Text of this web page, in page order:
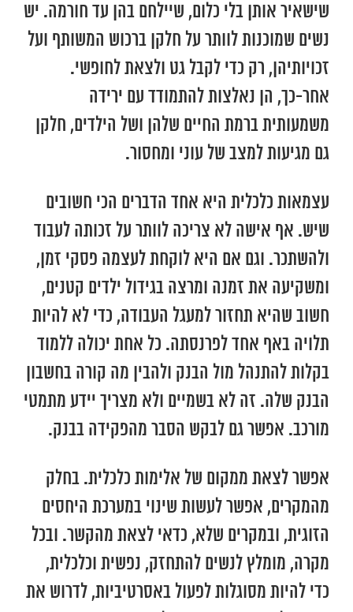
שישאיר אותן בלי כלום, שיילחם בהן עד חורמה. יש
נשים שמוכנות לוותר על חלקן ברכוש המשותף ועל
זכויותיהן, רק כדי לקבל גט ולצאת לחופשי.
אחר-כך, הן נאלצות להתמודד עם ירידה
משמעותית ברמת החיים שלהן ושל הילדים, חלקן
גם מגיעות למצב של עוני ומחסור.
עצמאות כלכלית היא אחד הדברים הכי חשובים
שיש. אף אישה לא צריכה לוותר על זכותה לעבוד
ולהשתכר. וגם אם היא לוקחת לעצמה פסקי זמן,
ומשקיעה את זמנה ומרצה בגידול ילדים קטנים,
חשוב שהיא תחזור למעגל העבודה, כדי לא להיות
תלויה באף אחד לפרנסתה. כל אחת יכולה ללמוד
בקלות להתנהל מול הבנק ולהבין מה קורה בחשבון
הבנק שלה. זה לא בשמיים ולא מצריך יידע מתמטי
מורכב. אפשר גם לבקש הסבר מהפקידה בבנק.
אפשר לצאת ממקום של אלימות כלכלית. בחלק
מהמקרים, אפשר לעשות שינוי במערכת היחסים
הזוגית, ובמקרים שלא, כדאי לצאת מהקשר. ובכל
מקרה, מומלץ לנשים להתחזק, נפשית וכלכלית,
כדי להיות מסוגלות לפעול באסרטיביות, לדרוש את